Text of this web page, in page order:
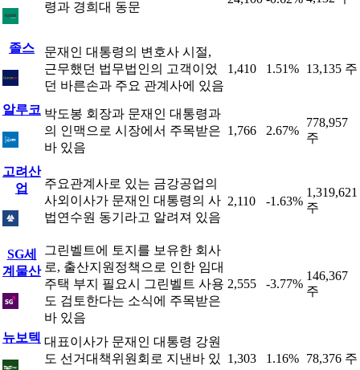
령과 경희대 동문
졸스
문재인 대통령의 변호사 시절,
근무했던 법무법인의 고객이었
던 바른손과 주요 관계사에 있음
1,410 1.51% 13,135 주
알루코 박도봉 회장과 문재인 대통령과
의 인맥으로 시장에서 주목받은
바 있음
1,766 2.67%
778,957
주
고려산
업
주요관계사로 있는 금강공업의
사외이사가 문재인 대통령의 사
법연수원 동기라고 알려져 있음
2,110 -1.63%
1,319,621
주
SG세
계물산
그린벨트에 토지를 보유한 회사
로, 출산지원정책으로 인한 임대
주택 부지 필요시 그린벨트 사용
도 검토한다는 소식에 주목받은
바 있음
2,555 -3.77%
146,367
주
뉴보텍 대표이사가 문재인 대통령 강원
도 선거대책위원회로 지낸바 있
1,303 1.16% 78,376 주